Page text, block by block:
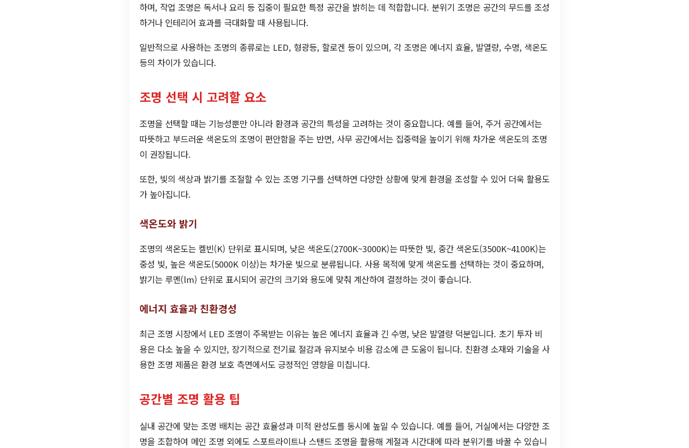
하며, 작업 조명은 독서나 요리 등 집중이 필요한 특정 공간을 밝히는 데 적합합니다. 분위기 조명은 공간의 무드를 조성
하거나 인테리어 효과를 극대화할 때 사용됩니다.
일반적으로 사용하는 조명의 종류로는 LED, 형광등, 할로겐 등이 있으며, 각 조명은 에너지 효율, 발열량, 수명, 색온도
등의 차이가 있습니다.
조명 선택 시 고려할 요소
조명을 선택할 때는 기능성뿐만 아니라 환경과 공간의 특성을 고려하는 것이 중요합니다. 예를 들어, 주거 공간에서는
따뜻하고 부드러운 색온도의 조명이 편안함을 주는 반면, 사무 공간에서는 집중력을 높이기 위해 차가운 색온도의 조명
이 권장됩니다.
또한, 빛의 색상과 밝기를 조절할 수 있는 조명 기구를 선택하면 다양한 상황에 맞게 환경을 조성할 수 있어 더욱 활용도
가 높아집니다.
색온도와 밝기
조명의 색온도는 켈빈(K) 단위로 표시되며, 낮은 색온도(2700K~3000K)는 따뜻한 빛, 중간 색온도(3500K~4100K)는
중성 빛, 높은 색온도(5000K 이상)는 차가운 빛으로 분류됩니다. 사용 목적에 맞게 색온도를 선택하는 것이 중요하며,
밝기는 루멘(lm) 단위로 표시되어 공간의 크기와 용도에 맞춰 계산하여 결정하는 것이 좋습니다.
에너지 효율과 친환경성
최근 조명 시장에서 LED 조명이 주목받는 이유는 높은 에너지 효율과 긴 수명, 낮은 발열량 덕분입니다. 초기 투자 비
용은 다소 높을 수 있지만, 장기적으로 전기료 절감과 유지보수 비용 감소에 큰 도움이 됩니다. 친환경 소재와 기술을 사
용한 조명 제품은 환경 보호 측면에서도 긍정적인 영향을 미칩니다.
공간별 조명 활용 팁
실내 공간에 맞는 조명 배치는 공간 효율성과 미적 완성도를 동시에 높일 수 있습니다. 예를 들어, 거실에서는 다양한 조
명을 조합하여 메인 조명 외에도 스포트라이트나 스탠드 조명을 활용해 계절과 시간대에 따라 분위기를 바꿀 수 있습니